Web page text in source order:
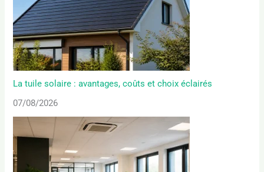
La tuile solaire : avantages, coûts et choix éclairés
07/08/2026